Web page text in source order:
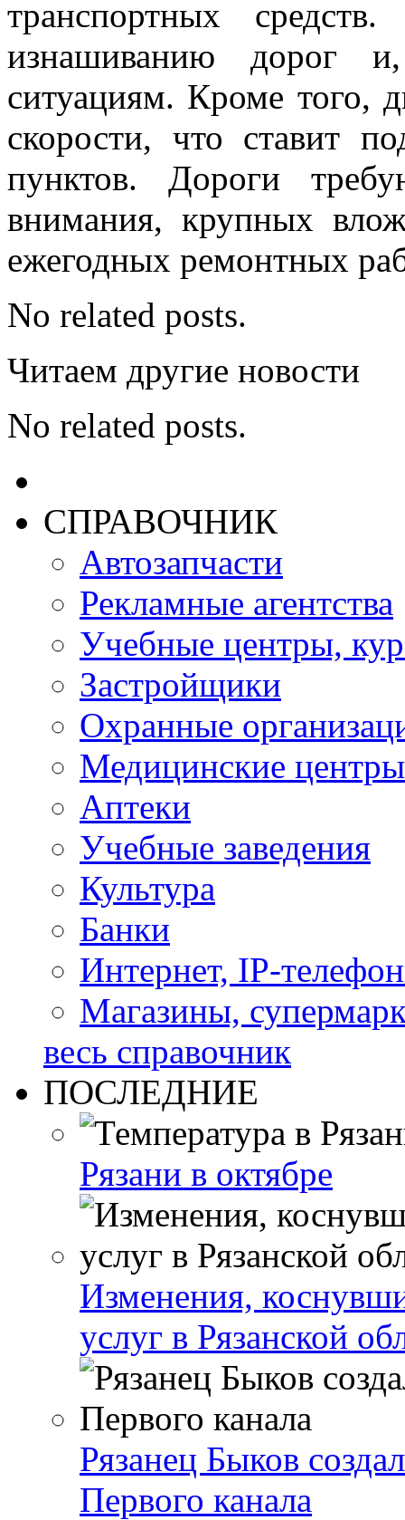
транспортных
изнашиванию дорог и,
ситуациям. Кроме того,
скорости, что ставит
пунктов. Дороги
внимания, крупных
ежегодных ремонтных
No related posts.
Читаем другие новости
No related posts.
СПРАВОЧНИК
Автозапчасти
Рекламные агентства
Учебные центры,
Застройщики
Охранные
Медицинские центры
Аптеки
Учебные заведения
Культура
Банки
Интернет, IP-
Магазины,
весь справочник
ПОСЛЕДНИЕ
Рязани в октябре
Изменения,
услуг в Рязанской
Рязанец Быков
Первого канала